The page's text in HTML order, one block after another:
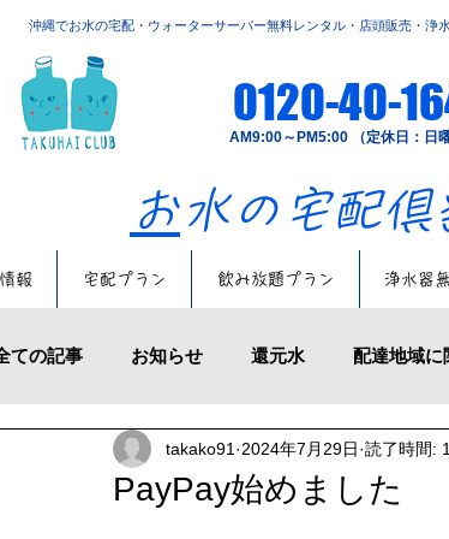
沖縄でお水の宅配・ウォーターサーバー無料レンタル・店頭販売・浄
0120-40-
​AM9:00～PM5:00 （定休日：日曜
​お水の宅配
報 宅配プラン 飲み放題プラン 浄水器
ての記事 お知らせ 還元水 配達地域に
お水の話題 キャンペーン πウォーター
PayPay始めました
takako91 2024年7月29日 読了時間: